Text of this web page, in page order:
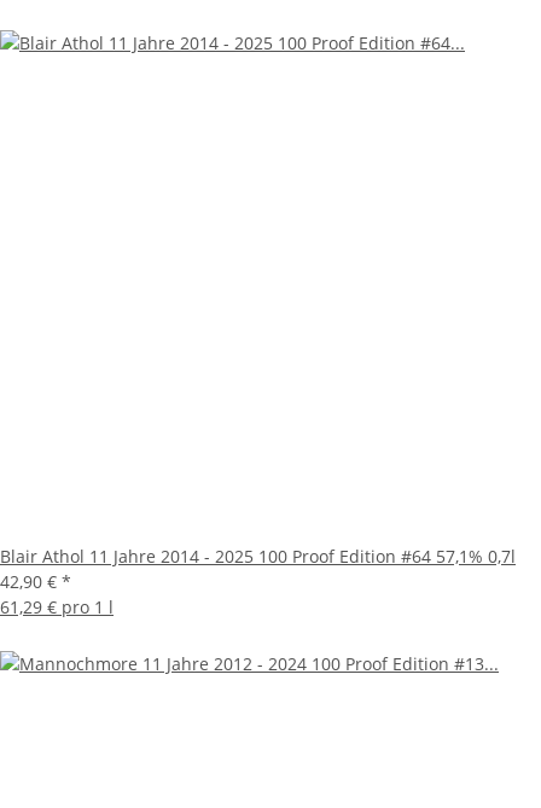
Blair Athol 11 Jahre 2014 - 2025 100 Proof Edition #64 57,1% 0,7l
42,90 € *
61,29 € pro 1 l